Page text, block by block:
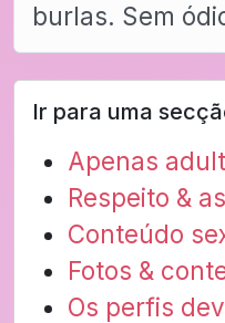
burlas. Sem
Ir para uma
Apenas
Respeito &
Conteúdo
Fotos &
Os perfis